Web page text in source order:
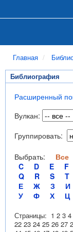
Главная
Библиография
Расширенный
Вулкан:
Группировать:
Выбрать: Все
C
D E F
Q
R S T
Е
Ж З И
У
Ф Х Ц
Страницы: 1 2 3 4
22 23 24 25 26 27